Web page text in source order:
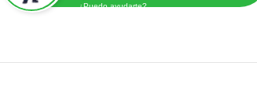
¿Puedo ayudarte?